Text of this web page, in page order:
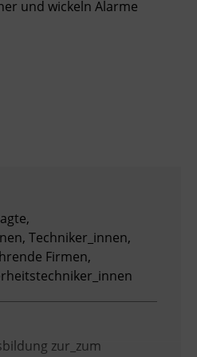
und wickeln Alarme
Techniker_innen,
Firmen,
zur_zum